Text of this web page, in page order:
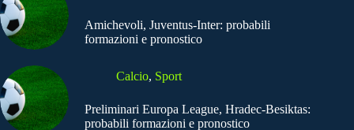
Amichevoli, Juventus-Inter: probabili
formazioni e pronostico
Calcio, Sport
Preliminari Europa League, Hradec-Besiktas:
probabili formazioni e pronostico